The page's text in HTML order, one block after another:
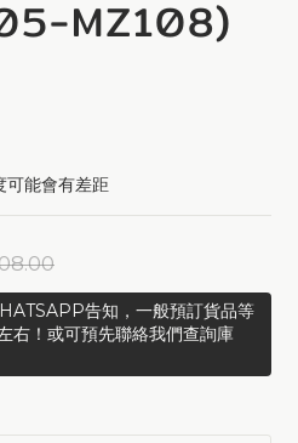
MZ108)
可能會有差距
告知，一般預訂貨品等
右！或可預先聯絡我們查詢庫